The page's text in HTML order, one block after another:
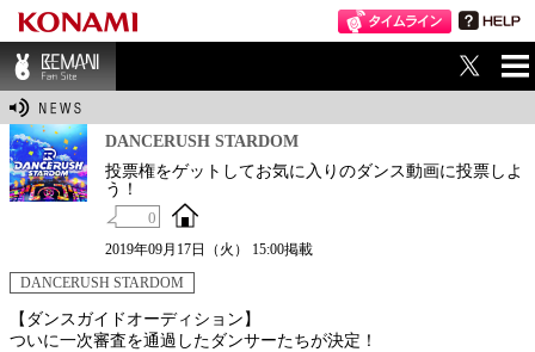
BEMANI Fan Sit
DANCERUSH STARDOM
投票権をゲットしてお気に入りのダンス動画に投票しよ
う！
0
2019年09月17日（火） 15:00掲載
DANCERUSH STARDOM
【ダンスガイドオーディション】
ついに一次審査を通過したダンサーたちが決定！